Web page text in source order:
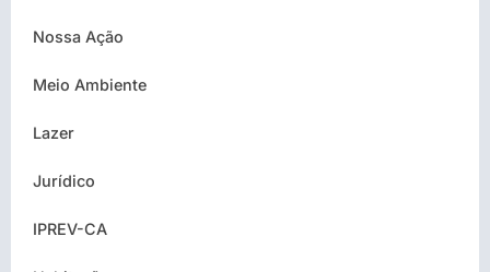
Nossa Ação
Meio Ambiente
Lazer
Jurídico
IPREV-CA